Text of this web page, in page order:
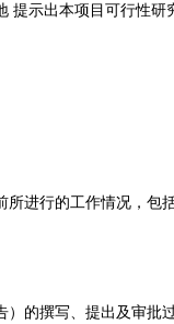
示出本项目可行性研
行的工作情况，包括
的撰写、提出及审批